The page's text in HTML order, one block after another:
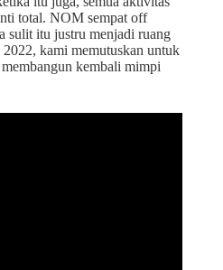
total. NOM sempat off
sulit itu justru menjadi ruang
kami memutuskan untuk
kembali mimpi